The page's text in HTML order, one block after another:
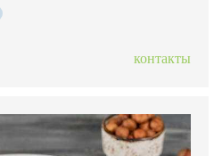
контакты